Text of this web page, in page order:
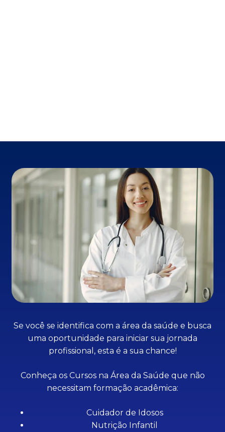
Se você se identifica com a área da saúde e busca
uma oportunidade para iniciar sua jornada
profissional, esta é a sua chance!
Conheça os Cursos na Área da Saúde que não
necessitam formação acadêmica:
Cuidador de Idosos
Nutrição Infantil